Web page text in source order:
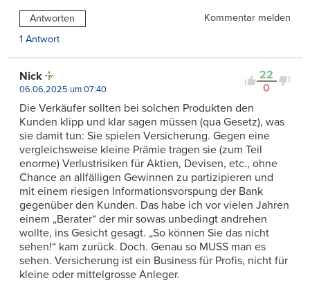
Antworten
Kommentar melden
1 Antwort
22
0
Nick
06.06.2025 um 07:40
Die Verkäufer sollten bei solchen Produkten den
Kunden klipp und klar sagen müssen (qua Gesetz), was
sie damit tun: Sie spielen Versicherung. Gegen eine
vergleichsweise kleine Prämie tragen sie (zum Teil
enorme) Verlustrisiken für Aktien, Devisen, etc., ohne
Chance an allfälligen Gewinnen zu partizipieren und
mit einem riesigen Informationsvorspung der Bank
gegenüber den Kunden. Das habe ich vor vielen Jahren
einem „Berater“ der mir sowas unbedingt andrehen
wollte, ins Gesicht gesagt. „So können Sie das nicht
sehen!“ kam zurück. Doch. Genau so MUSS man es
sehen. Versicherung ist ein Business für Profis, nicht für
kleine oder mittelgrosse Anleger.